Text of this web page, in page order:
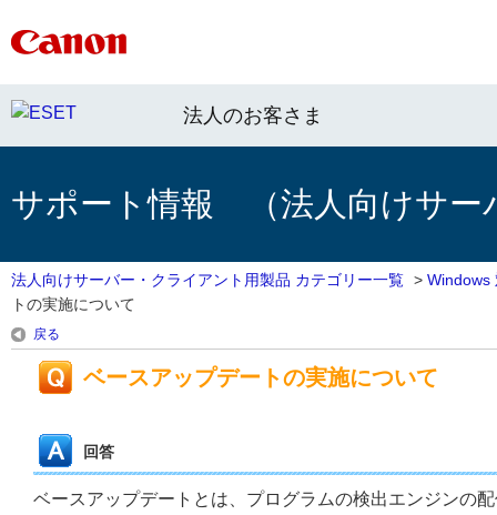
法人のお客さま
サポート情報 （法人向けサー
法人向けサーバー・クライアント用製品 カテゴリー一覧 > Windows
トの実施について
戻る
ベースアップデートの実施について
回答
ベースアップデートとは、プログラムの検出エンジンの